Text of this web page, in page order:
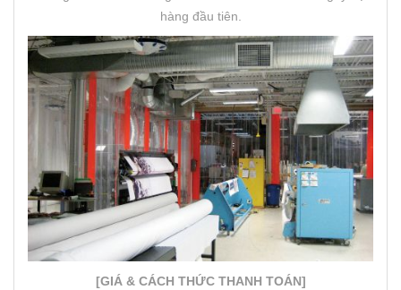
hàng đầu tiên.
[GIÁ & CÁCH THỨC THANH TOÁN]